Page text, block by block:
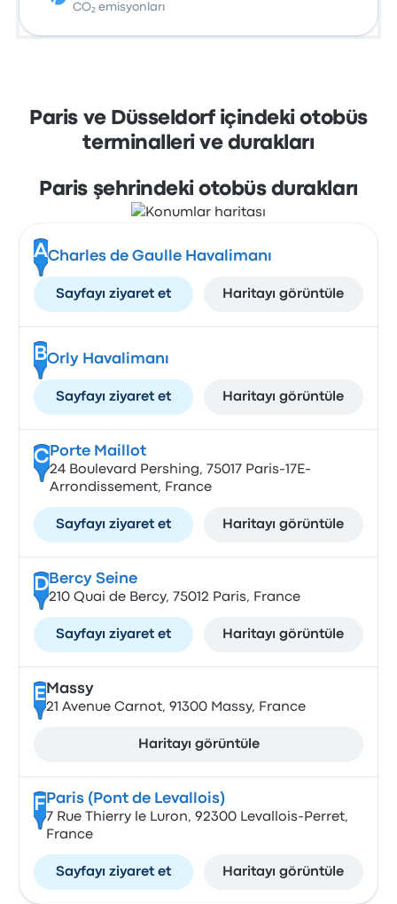
CO₂ emisyonları
Paris ve Düsseldorf içindeki otobüs
terminalleri ve durakları
Paris şehrindeki otobüs durakları
ACharles de Gaulle Havalimanı
Sayfayı ziyaret et Haritayı görüntüle
BOrly Havalimanı
Sayfayı ziyaret et Haritayı görüntüle
CPorte Maillot
24 Boulevard Pershing, 75017 Paris-17E-
Arrondissement, France
Sayfayı ziyaret et Haritayı görüntüle
DBercy Seine
210 Quai de Bercy, 75012 Paris, France
Sayfayı ziyaret et Haritayı görüntüle
E Massy
21 Avenue Carnot, 91300 Massy, France
Haritayı görüntüle
F Paris (Pont de Levallois)
7 Rue Thierry le Luron, 92300 Levallois-Perret,
France
Sayfayı ziyaret et Haritayı görüntüle